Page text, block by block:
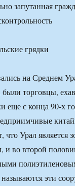
запутанная
на Среднем
торговцы,
еще с конца 90-х
что Урал
во второй
называются эти